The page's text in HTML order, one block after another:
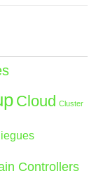
Cloud Cluster
Controllers